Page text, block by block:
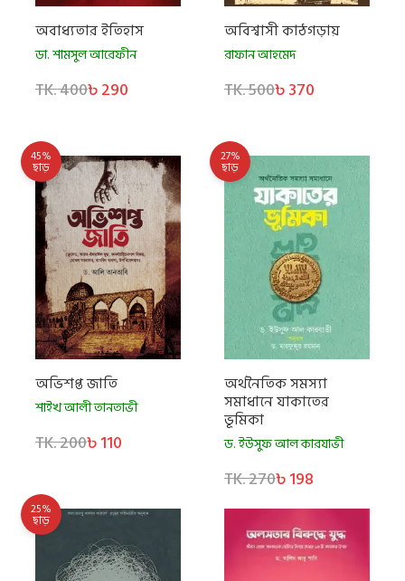
অবাধ্যতার ইতিহাস
ডা. শামসুল আরেফীন
TK. 400৳ 290
অবিশ্বাসী কাঠগড়ায়
রাফান আহমেদ
TK. 500৳ 370
45%
ছাড়
অভিশপ্ত জাতি
শাইখ আলী তানতাভী
TK. 200৳ 110
27%
ছাড়
অর্থনৈতিক সমস্যা
সমাধানে যাকাতের
ভূমিকা
ড. ইউসুফ আল কারযাভী
TK. 270৳ 198
25%
ছাড়